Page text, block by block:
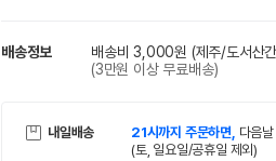
배송정보 배송비 3,000원 (제주/도서산
(3만원 이상 무료배송)
내일배송 21시까지 주문하면, 다음
(토, 일요일/공휴일 제외)